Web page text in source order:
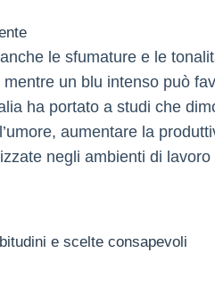
le sfumature e le
un blu intenso può
ha portato a studi che
aumentare la
negli ambienti di lavoro
e scelte consapevoli